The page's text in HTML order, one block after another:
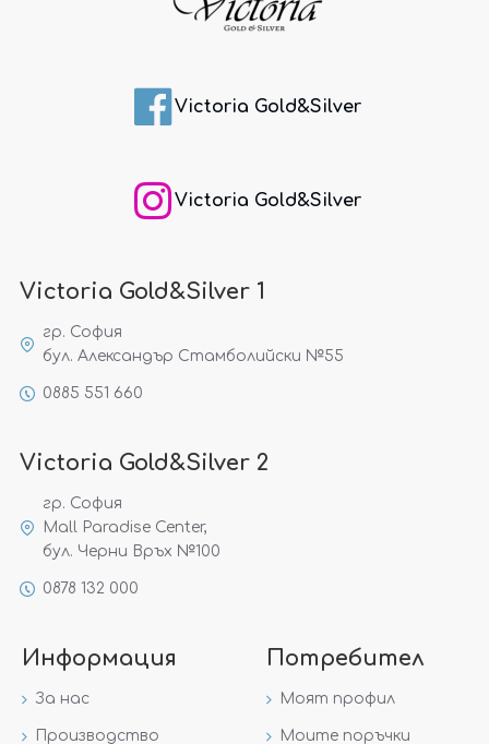
Victoria Gold&Silver
Victoria Gold&Silver
Victoria Gold&Silver 1
гр. София
бул. Александър Стамболийски №55
0885 551 660
Victoria Gold&Silver 2
гр. София
Mall Paradise Center,
бул. Черни Връх №100
0878 132 000
Информация
За нас
Производство
Потребител
Моят профил
Моите поръчки